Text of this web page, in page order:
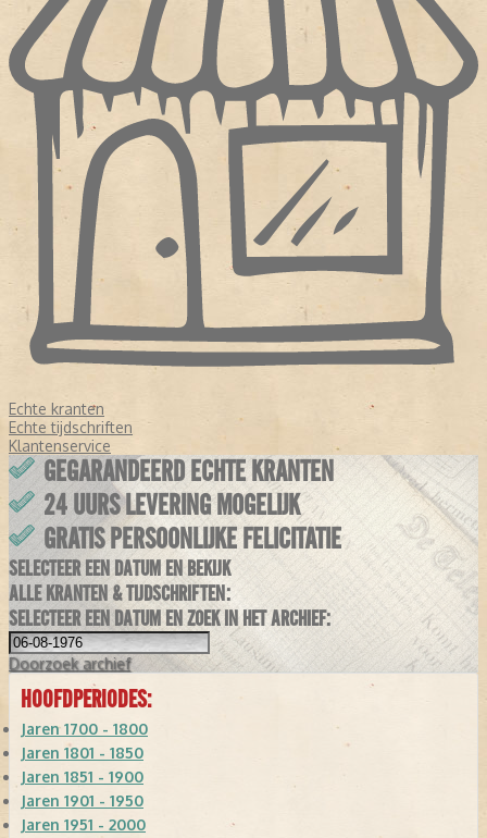
Echte kranten
Echte tijdschriften
Klantenservice
GEGARANDEERD ECHTE KRANTEN
24 UURS LEVERING MOGELIJK
GRATIS PERSOONLIJKE FELICITATIE
SELECTEER EEN DATUM EN BEKIJK
ALLE KRANTEN & TIJDSCHRIFTEN:
SELECTEER EEN DATUM EN ZOEK IN HET ARCHIEF:
Doorzoek archief
HOOFDPERIODES:
Jaren 1700 - 1800
Jaren 1801 - 1850
Jaren 1851 - 1900
Jaren 1901 - 1950
Jaren 1951 - 2000